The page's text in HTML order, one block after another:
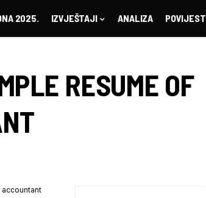
2025. IZVJEŠTAJI ANALIZA POVIJEST
RESUME OF